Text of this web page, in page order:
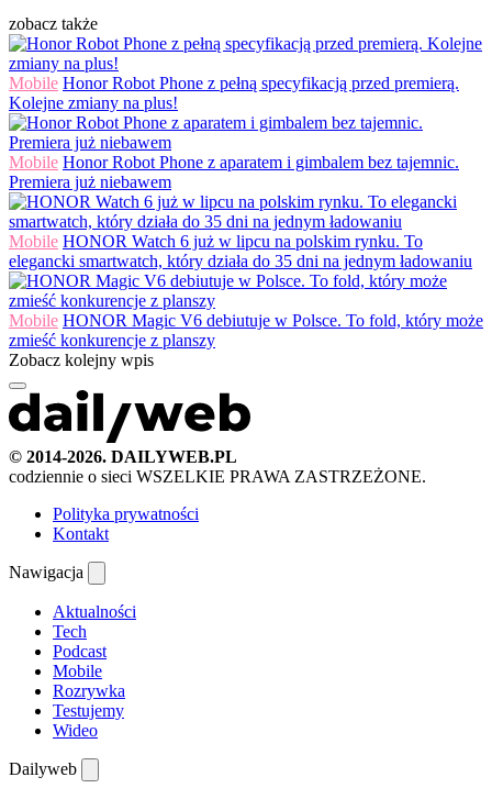
zobacz także
Mobile Honor Robot Phone z pełną specyfikacją przed premierą.
Kolejne zmiany na plus!
Mobile Honor Robot Phone z aparatem i gimbalem bez tajemnic.
Premiera już niebawem
Mobile HONOR Watch 6 już w lipcu na polskim rynku. To
elegancki smartwatch, który działa do 35 dni na jednym ładowaniu
Mobile HONOR Magic V6 debiutuje w Polsce. To fold, który może
zmieść konkurencje z planszy
Zobacz kolejny wpis
© 2014-2026. DAILYWEB.PL
codziennie o sieci WSZELKIE PRAWA ZASTRZEŻONE.
Polityka prywatności
Kontakt
Nawigacja
Aktualności
Tech
Podcast
Mobile
Rozrywka
Testujemy
Wideo
Dailyweb